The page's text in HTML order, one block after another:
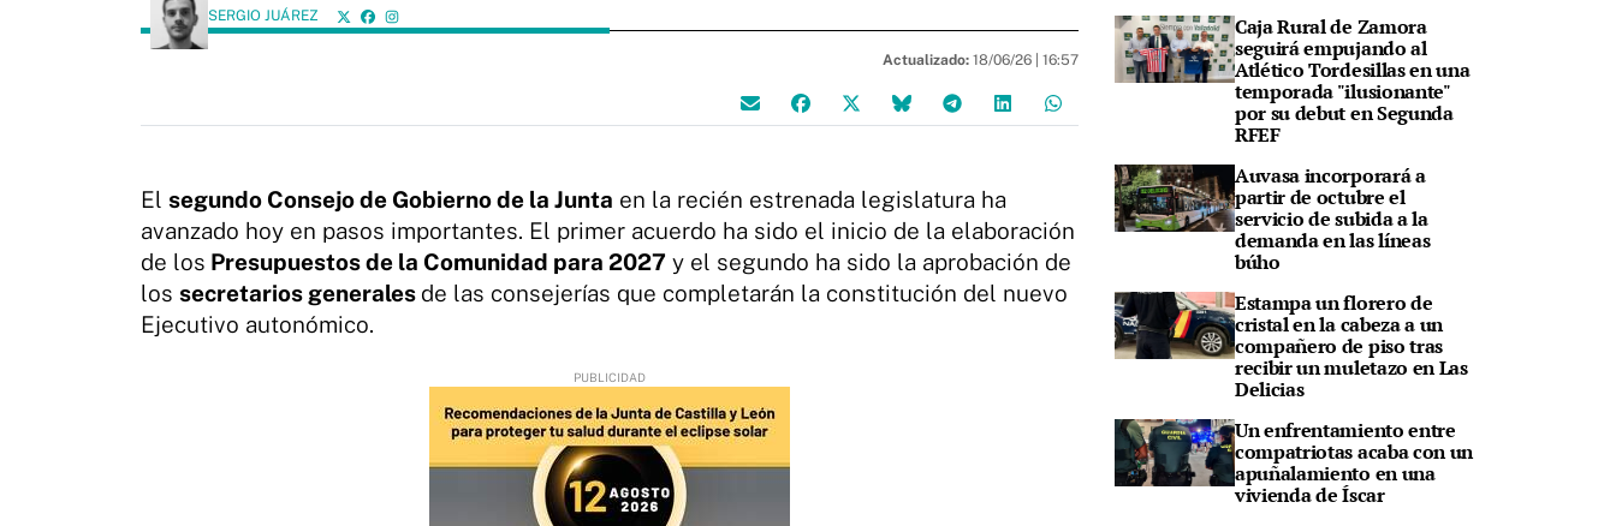
SERGIO JUÁREZ
Actualizado: 18/06/26 | 16:57
El segundo Consejo de Gobierno de la Junta en la recién estrenada legislatura ha
avanzado hoy en pasos importantes. El primer acuerdo ha sido el inicio de la elaboración
de los Presupuestos de la Comunidad para 2027 y el segundo ha sido la aprobación de
los secretarios generales de las consejerías que completarán la constitución del nuevo
Ejecutivo autonómico.
Caja Rural de Zamora
seguirá empujando al
Atlético Tordesillas en una
temporada "ilusionante"
por su debut en Segunda
RFEF
Auvasa incorporará a
partir de octubre el
servicio de subida a la
demanda en las líneas
búho
Estampa un florero de
cristal en la cabeza a un
compañero de piso tras
recibir un muletazo en Las
Delicias
Un enfrentamiento entre
compatriotas acaba con un
apuñalamiento en una
vivienda de Íscar